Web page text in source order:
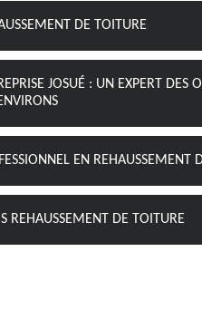
DE TOITURE
JOSUÉ : UN EXPERT DES
EN REHAUSSEMENT
REHAUSSEMENT DE TOITURE